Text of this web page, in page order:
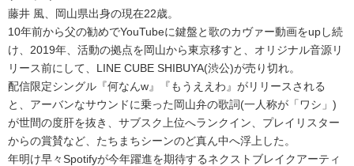
藤井 風、岡山県出身の現在22歳。
10年前から父の勧めでYouTubeに鍵盤と歌のカヴァー動画をupし続
け、2019年、活動の拠点を岡山から東京移すと、オリジナル音源リ
リース前にして、LINE CUBE SHIBUYA(渋公)が売り切れ。
配信限定シングル『何なんw』『もうええわ』がリリースされる
と、アーバンなサウンドに乗った岡山弁の歌詞(一人称が「ワシ」)
が世間の度肝を抜き、サブスク上位へランクイン、プレイリスター
からの賞賛など、たちまちシーンのど真ん中へ浮上した。
年明け早々Spotifyが今年躍進を期待するネクストブレイクアーティ